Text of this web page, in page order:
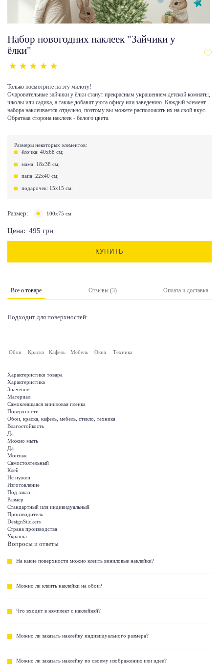
Набор новогодних наклеек "Зайчики у
ёлки"
Только посмотрите на эту милоту!
Очаровательные зайчики у ёлки станут прекрасным украшением детской комнаты,
школы или садика, а также добавят уюта офису или заведению. Каждый элемент
набора наклеивается отдельно, поэтому вы можете расположить их на свой вкус.
Обратная сторона наклеек - белого цвета.
Размеры некоторых элементов:
ёлочка: 40х68 см;
мама: 18х38 см;
папа: 22х40 см;
подарочек: 15х15 см.
Размер: 100х75 см
Цена: 495 грн
КУПИТЬ
Все о товаре Отзывы (3) Оплата и доставка
Подходит для поверхностей:
Обои Краска Кафель Мебель Окна Техника
Характеристики товара
Характеристика
Значение
Материал
Самоклеящаяся виниловая пленка
Поверхности
Обои, краска, кафель, мебель, стекло, техника
Влагостойкость
Да
Можно мыть
Да
Монтаж
Самостоятельный
Клей
Не нужен
Изготовление
Под заказ
Размер
Стандартный или индивидуальный
Производитель
DesignStickers
Страна производства
Украина
Вопросы и ответы
На какие поверхности можно клеить виниловые наклейки?
Можно ли клеить наклейки на обои?
Что входит в комплект с наклейкой?
Можно ли заказать наклейку индивидуального размера?
Можно ли заказать наклейку по своему изображению или идее?